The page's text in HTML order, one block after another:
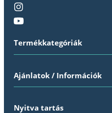
Termékkategóriák
Ajánlatok / Információk
Nyitva tartás